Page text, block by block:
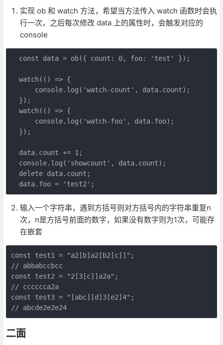
实现 ob 和 watch 方法，希望当方法传入 watch 函数时会执
行一次，之后每次修改 data 上的属性时，会触发对应的
console
  const data = ob({ count: 0, foo: 'test' });
  watch(() => {
      console.log('watch-count', data.count);
  });
  watch(() => {
      console.log('watch-foo', data.foo);
  });
  data.count += 1;
  console.log('showcount', data.count);
  delete data.count;
输入一个字符串，遇到方括号则对方括号内的字符串重复n
次，n是方括号前面的数字，如果没有数字则为1次，可能存
在嵌套
const test1 = "a2[b]a2[b2[c]]";
// abbabccbcc
const test2 = "2[3[c]]a2a";
// cccccca2a
const test3 = "[abc][d]3[e2]4";
// abcde2e2e24
二面